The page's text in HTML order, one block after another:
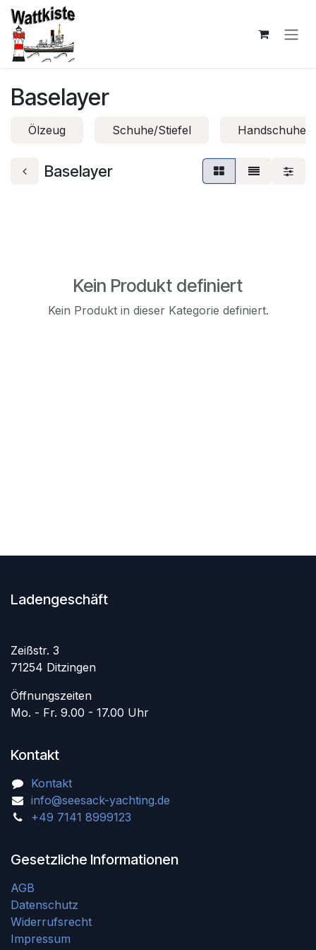
Zum Inhalt springen
Baselayer
Ölzeug Schuhe/Stiefel Handschuhe
Baselayer
Kein Produkt definiert
Kein Produkt in dieser Kategorie definiert.
Ladengeschäft
Zeißstr. 3
71254 Ditzingen
Öffnungszeiten
Mo. - Fr. 9.00 - 17.00 Uhr
Kontakt
Kontakt
info@seesack-yachting.de
+49 7141 8999123
Gesetzliche Informationen
AGB
Datenschutz
Widerrufsrecht
Impressum